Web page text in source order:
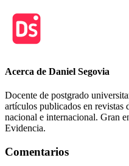
Acerca de Daniel Segovia
Docente de postgrado
artículos publicados en revistas
nacional e internacional. Gran
Evidencia.
Interacciones
Comentarios